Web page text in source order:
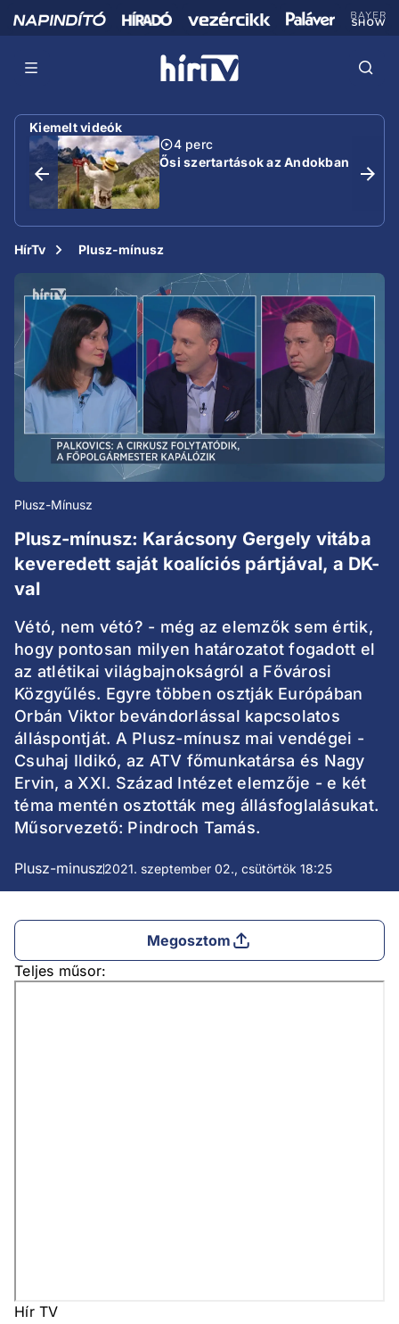
Kiemelt videók
4 perc
Ősi szertartások az Andokban
HírTv Plusz-mínusz
Plusz-Mínusz
Plusz-mínusz: Karácsony Gergely vitába
keveredett saját koalíciós pártjával, a DK-
val
Vétó, nem vétó? - még az elemzők sem értik,
hogy pontosan milyen határozatot fogadott el
az atlétikai világbajnokságról a Fővárosi
Közgyűlés. Egyre többen osztják Európában
Orbán Viktor bevándorlással kapcsolatos
álláspontját. A Plusz-mínusz mai vendégei -
Csuhaj Ildikó, az ATV főmunkatársa és Nagy
Ervin, a XXI. Század Intézet elemzője - e két
téma mentén osztották meg állásfoglalásukat.
Műsorvezető: Pindroch Tamás.
Plusz-minusz2021. szeptember 02., csütörtök 18:25
Megosztom
Teljes műsor:
Hír TV